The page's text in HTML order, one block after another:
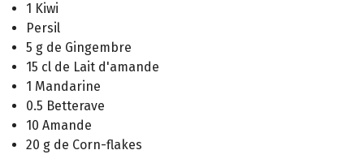
1 Kiwi
Persil
5 g de Gingembre
15 cl de Lait d'amande
1 Mandarine
0.5 Betterave
10 Amande
20 g de Corn-flakes